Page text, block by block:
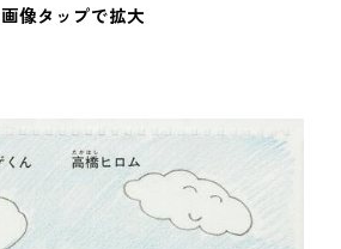
画像タップで拡大